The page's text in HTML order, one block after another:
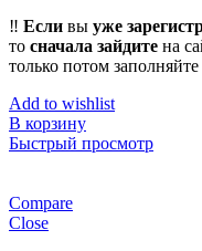
‼️ Если вы уже
то сначала зайдите на
только потом
Add to wishlist
В корзину
Быстрый просмотр
Compare
Close